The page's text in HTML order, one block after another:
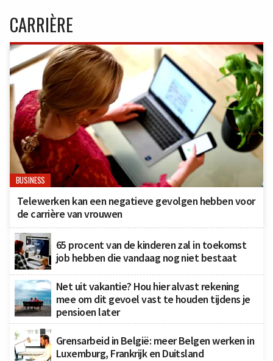
CARRIÈRE
BUSINESS
Telewerken kan een negatieve gevolgen hebben voor
de carrière van vrouwen
65 procent van de kinderen zal in toekomst
job hebben die vandaag nog niet bestaat
Net uit vakantie? Hou hier alvast rekening
mee om dit gevoel vast te houden tijdens je
pensioen later
Grensarbeid in België: meer Belgen werken in
Luxemburg, Frankrijk en Duitsland